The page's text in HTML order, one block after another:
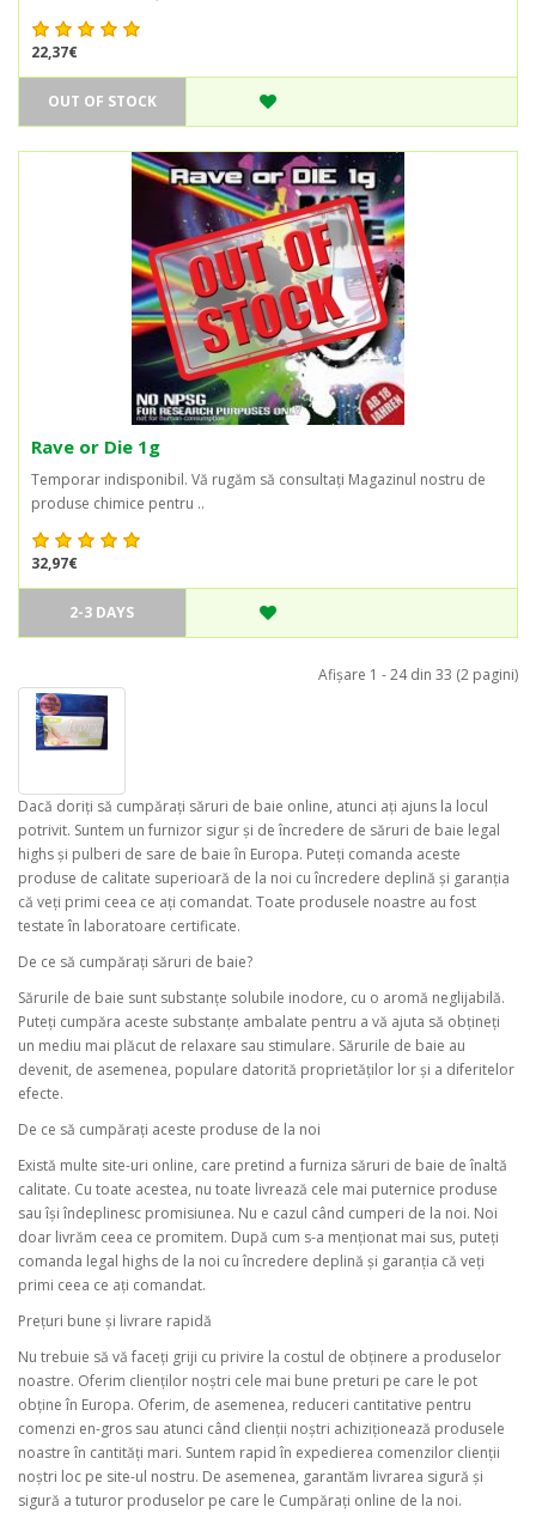
22,37€
OUT OF STOCK
Rave or Die 1g
Temporar indisponibil. Vă rugăm să consultați Magazinul nostru de
produse chimice pentru ..
32,97€
2-3 DAYS
Afişare 1 - 24 din 33 (2 pagini)
Dacă doriți să cumpărați săruri de baie online, atunci ați ajuns la locul
potrivit. Suntem un furnizor sigur și de încredere de săruri de baie legal
highs și pulberi de sare de baie în Europa. Puteți comanda aceste
produse de calitate superioară de la noi cu încredere deplină și garanția
că veți primi ceea ce ați comandat. Toate produsele noastre au fost
testate în laboratoare certificate.
De ce să cumpărați săruri de baie?
Sărurile de baie sunt substanțe solubile inodore, cu o aromă neglijabilă.
Puteți cumpăra aceste substanțe ambalate pentru a vă ajuta să obțineți
un mediu mai plăcut de relaxare sau stimulare. Sărurile de baie au
devenit, de asemenea, populare datorită proprietăților lor și a diferitelor
efecte.
De ce să cumpărați aceste produse de la noi
Există multe site-uri online, care pretind a furniza săruri de baie de înaltă
calitate. Cu toate acestea, nu toate livrează cele mai puternice produse
sau își îndeplinesc promisiunea. Nu e cazul când cumperi de la noi. Noi
doar livrăm ceea ce promitem. După cum s-a menționat mai sus, puteți
comanda legal highs de la noi cu încredere deplină și garanția că veți
primi ceea ce ați comandat.
Prețuri bune și livrare rapidă
Nu trebuie să vă faceți griji cu privire la costul de obținere a produselor
noastre. Oferim clienților noștri cele mai bune preturi pe care le pot
obține în Europa. Oferim, de asemenea, reduceri cantitative pentru
comenzi en-gros sau atunci când clienții noștri achiziționează produsele
noastre în cantități mari. Suntem rapid în expedierea comenzilor clienții
noștri loc pe site-ul nostru. De asemenea, garantăm livrarea sigură și
sigură a tuturor produselor pe care le Cumpărați online de la noi.